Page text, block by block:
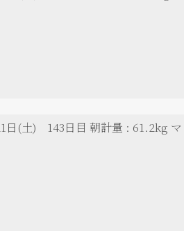
日(土) 143日目 朝計量 : 61.2kg マ